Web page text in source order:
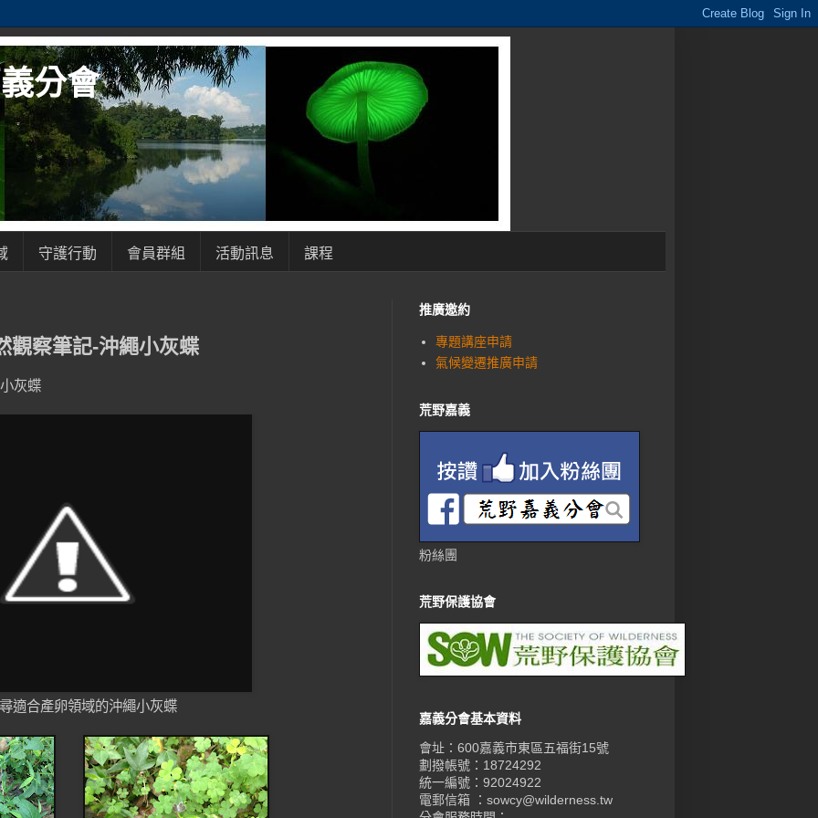
分會
守護行動 會員群組 活動訊息 課程
觀察筆記-沖繩小灰蝶
灰蝶
適合產卵領域的沖繩小灰蝶
推廣邀約
專題講座申請
氣候變遷推廣申請
荒野嘉義
粉絲團
荒野保護協會
嘉義分會基本資料
會址：600嘉義市東區五福街15號
劃撥帳號：18724292
統一編號：92024922
電郵信箱 ：sowcy@wilderness.tw